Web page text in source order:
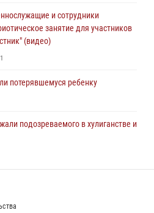
и сотрудники
занятие для участников
(видео)
1
потерявшемуся ребенку
подозреваемого в хулиганстве и
в ведомственные вузы